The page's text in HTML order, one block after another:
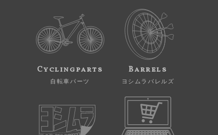
Cyclingparts
自転車パーツ
Barrels
ヨシムラバレルズ